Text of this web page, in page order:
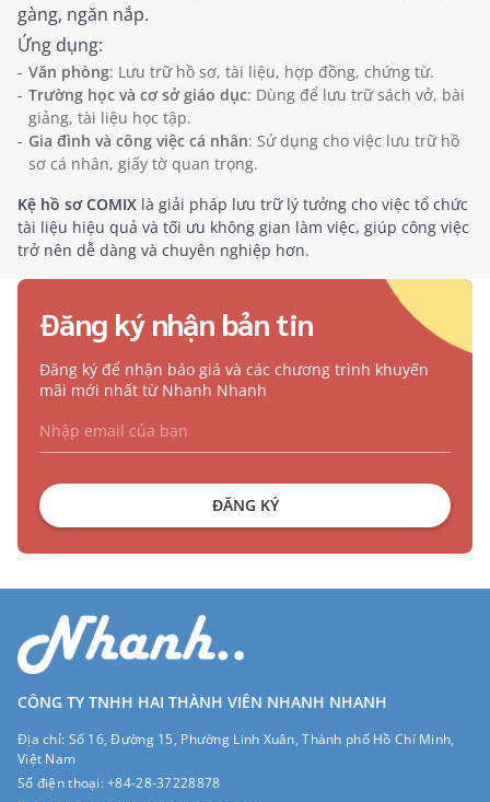
gàng, ngăn nắp.
Ứng dụng:
Văn phòng: Lưu trữ hồ sơ, tài liệu, hợp đồng, chứng từ.
Trường học và cơ sở giáo dục: Dùng để lưu trữ sách vở, bài
giảng, tài liệu học tập.
Gia đình và công việc cá nhân: Sử dụng cho việc lưu trữ hồ
sơ cá nhân, giấy tờ quan trọng.
Kệ hồ sơ COMIX là giải pháp lưu trữ lý tưởng cho việc tổ chức
tài liệu hiệu quả và tối ưu không gian làm việc, giúp công việc
trở nên dễ dàng và chuyên nghiệp hơn.
Đăng ký nhận bản tin
Đăng ký để nhận báo giá và các chương trình khuyến
mãi mới nhất từ Nhanh Nhanh
ĐĂNG KÝ
CÔNG TY TNHH HAI THÀNH VIÊN NHANH NHANH
Địa chỉ: Số 16, Đường 15, Phường Linh Xuân, Thành phố Hồ Chí Minh,
Việt Nam
Số điện thoại:+84-28-37228878